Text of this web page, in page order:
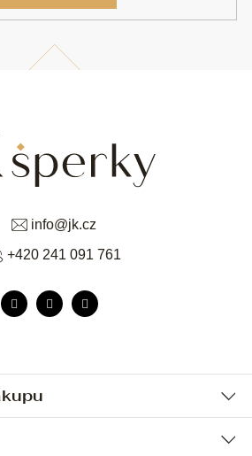
údajů
info@jk.cz
+420 241 091 761